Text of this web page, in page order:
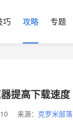
巧 攻略 专题
提高下载速度
10 来源： 克罗米部落